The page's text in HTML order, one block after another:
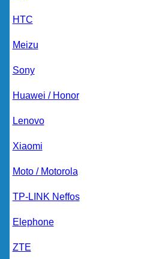
HTC
Meizu
Sony
Huawei / Honor
Lenovo
Xiaomi
Moto / Motorola
TP-LINK Neffos
Elephone
ZTE